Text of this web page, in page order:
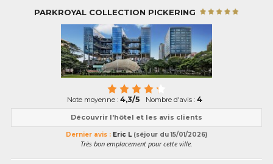
PARKROYAL COLLECTION PICKERING
Note moyenne :4,3/5 Nombre d'avis : 4
Découvrir l'hôtel et les avis clients
Dernier avis : Eric L (séjour du 15/01/2026)
Très bon emplacement pour cette ville.